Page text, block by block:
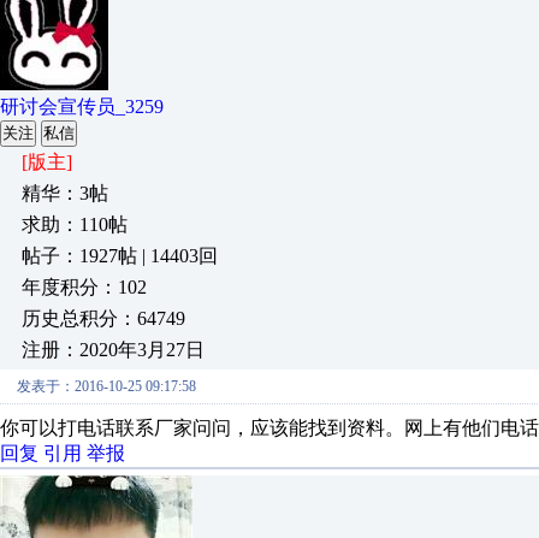
研讨会宣传员_3259
关注 私信
[版主]
精华：3帖
求助：110帖
帖子：1927帖 | 14403回
年度积分：102
历史总积分：64749
注册：2020年3月27日
发表于：2016-10-25 09:17:58
你可以打电话联系厂家问问，应该能找到资料。网上有他们电话
回复 引用 举报